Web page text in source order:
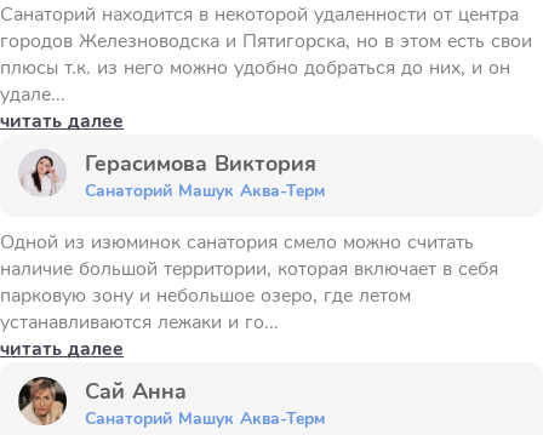
Санаторий находится в некоторой удаленности от центра
городов Железноводска и Пятигорска, но в этом есть свои
плюсы т.к. из него можно удобно добраться до них, и он
удале...
читать далее
Герасимова Виктория
Санаторий Машук Аква-Терм
Одной из изюминок санатория смело можно считать
наличие большой территории, которая включает в себя
парковую зону и небольшое озеро, где летом
устанавливаются лежаки и го...
читать далее
Сай Анна
Санаторий Машук Аква-Терм